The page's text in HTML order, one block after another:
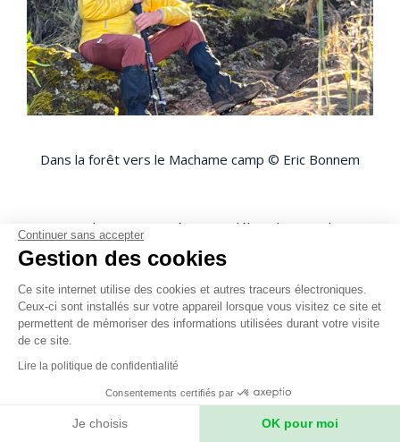
Dans la forêt vers le Machame camp © Eric Bonnem
Au terme de cette journée, nous débouchons en limite
de forêt à Machame Camp à 3000 mètres. Nous
découvrons notre camp à l’écart de plusieurs dizaines
d’autres répartis dans la forêt, mais singulier par la taille
de ses tentes et l’espace que nous prenons au sol. Nos
amis font les choses bien ! Brief tente mess, où une
collation est bien sûr déjà servie, brief tente toilette
d’un luxe absolu et présentation de son responsable,
aussi vigilant que la dame pipi d’un aéroport japonais, et
nos tentes individuelles : presque la taille d’une tente
mess pour nous tout seul, dans laquelle on peut se tenir
Continuer sans accepter
Gestion des cookies
Ce site internet utilise des cookies et autres traceurs électroniques.
Ceux-ci sont installés sur votre appareil lorsque vous visitez ce site et
permettent de mémoriser des informations utilisées durant votre visite
de ce site.
Lire la politique de confidentialité
Consentements certifiés par
Je choisis OK pour moi